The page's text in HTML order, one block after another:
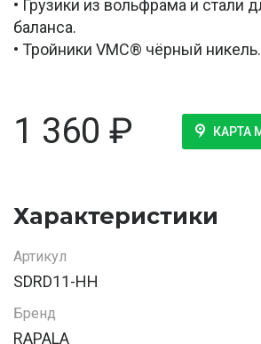
• Грузики из вольфрама и стали
баланса.
• Тройники VMC® чёрный никель.
1 360 ₽ КАРТА
Характеристики
Артикул
SDRD11-HH
Бренд
RAPALA